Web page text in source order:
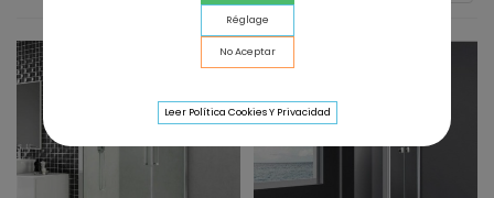
Réglage
No Aceptar
Leer Política Cookies Y Privacidad